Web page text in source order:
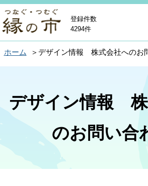
登録件数
4294件
ホーム デザイン情報 株式会社へのお
デザイン情報
のお問い合